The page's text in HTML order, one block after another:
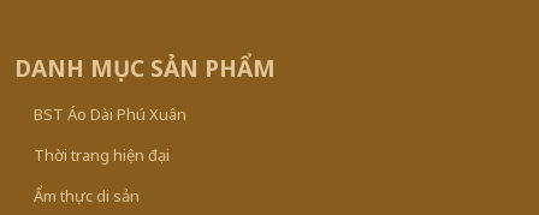
DANH MỤC SẢN PHẨM
BST Áo Dài Phú Xuân
Thời trang hiện đại
Ẩm thực di sản